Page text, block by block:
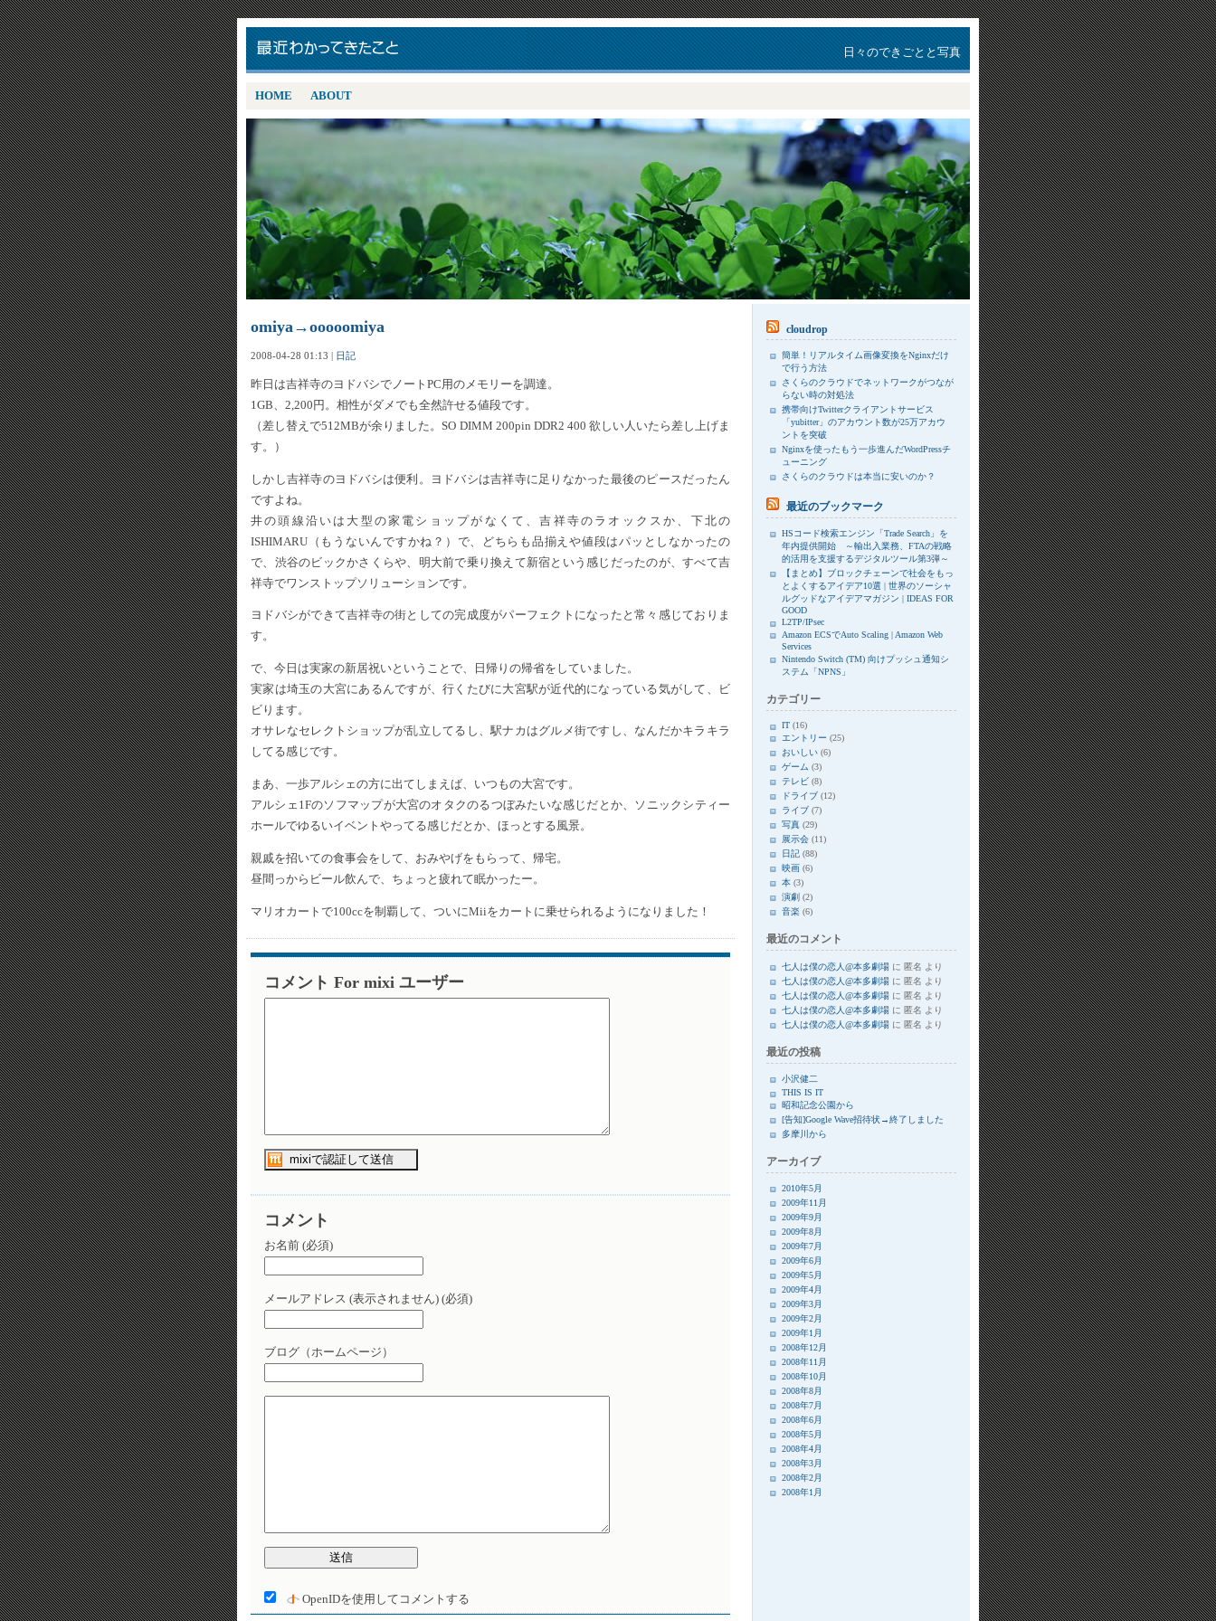
日々のできごとと写真
HOME ABOUT
omiya→ooooomiya
2008-04-28 01:13 日記
昨日は吉祥寺のヨドバシでノートPC用のメモリーを調達。
1GB、2,200円。相性がダメでも全然許せる値段です。
（差し替えで512MBが余りました。SO DIMM 200pin DDR2 400 欲しい人いたら差し上げま
す。）
しかし吉祥寺のヨドバシは便利。ヨドバシは吉祥寺に足りなかった最後のピースだったん
ですよね。
井の頭線沿いは大型の家電ショップがなくて、吉祥寺のラオックスか、下北の
ISHIMARU（もうないんですかね？）で、どちらも品揃えや値段はパッとしなかったの
で、渋谷のビックかさくらや、明大前で乗り換えて新宿という感じだったのが、すべて吉
祥寺でワンストップソリューションです。
ヨドバシができて吉祥寺の街としての完成度がパーフェクトになったと常々感じておりま
す。
で、今日は実家の新居祝いということで、日帰りの帰省をしていました。
実家は埼玉の大宮にあるんですが、行くたびに大宮駅が近代的になっている気がして、ビ
ビります。
オサレなセレクトショップが乱立してるし、駅ナカはグルメ街ですし、なんだかキラキラ
してる感じです。
まあ、一歩アルシェの方に出てしまえば、いつもの大宮です。
アルシェ1Fのソフマップが大宮のオタクのるつぼみたいな感じだとか、ソニックシティー
ホールでゆるいイベントやってる感じだとか、ほっとする風景。
親戚を招いての食事会をして、おみやげをもらって、帰宅。
昼間っからビール飲んで、ちょっと疲れて眠かったー。
マリオカートで100ccを制覇して、ついにMiiをカートに乗せられるようになりました！
コメント For mixi ユーザー
コメント
お名前 (必須)
メールアドレス (表示されません) (必須)
ブログ（ホームページ）
OpenIDを使用してコメントする
cloudrop
簡単！リアルタイム画像変換をNginxだけ
で行う方法
さくらのクラウドでネットワークがつなが
らない時の対処法
携帯向けTwitterクライアントサービス
「yubitter」のアカウント数が25万アカウ
ントを突破
Nginxを使ったもう一歩進んだWordPressチ
ューニング
さくらのクラウドは本当に安いのか？
最近のブックマーク
HSコード検索エンジン「Trade Search」を
年内提供開始 ～輸出入業務、FTAの戦略
的活用を支援するデジタルツール第3弾～
【まとめ】ブロックチェーンで社会をもっ
とよくするアイデア10選 | 世界のソーシャ
ルグッドなアイデアマガジン | IDEAS FOR
GOOD
L2TP/IPsec
Amazon ECSでAuto Scaling | Amazon Web
Services
Nintendo Switch (TM) 向けプッシュ通知シ
ステム「NPNS」
カテゴリー
IT (16)
エントリー (25)
おいしい (6)
ゲーム (3)
テレビ (8)
ドライブ (12)
ライブ (7)
写真 (29)
展示会 (11)
日記 (88)
映画 (6)
本 (3)
演劇 (2)
音楽 (6)
最近のコメント
七人は僕の恋人@本多劇場 に 匿名 より
七人は僕の恋人@本多劇場 に 匿名 より
七人は僕の恋人@本多劇場 に 匿名 より
七人は僕の恋人@本多劇場 に 匿名 より
七人は僕の恋人@本多劇場 に 匿名 より
最近の投稿
小沢健二
THIS IS IT
昭和記念公園から
[告知]Google Wave招待状→終了しました
多摩川から
アーカイブ
2010年5月
2009年11月
2009年9月
2009年8月
2009年7月
2009年6月
2009年5月
2009年4月
2009年3月
2009年2月
2009年1月
2008年12月
2008年11月
2008年10月
2008年8月
2008年7月
2008年6月
2008年5月
2008年4月
2008年3月
2008年2月
2008年1月